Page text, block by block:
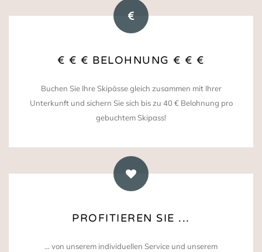
€ € € BELOHNUNG € € €
Buchen Sie Ihre Skipässe gleich zusammen mit Ihrer
Unterkunft und sichern Sie sich bis zu 40 € Belohnung pro
gebuchtem Skipass!
PROFITIEREN SIE ...
... von unserem individuellen Service und unserem